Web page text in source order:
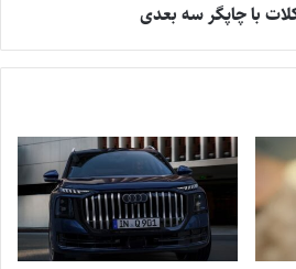
با چاپگر سه بعدی